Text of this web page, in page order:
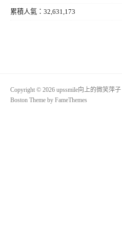
累積人氣：32,631,173
Copyright © 2026 upssmile向上的微笑萍
Boston Theme by FameThemes